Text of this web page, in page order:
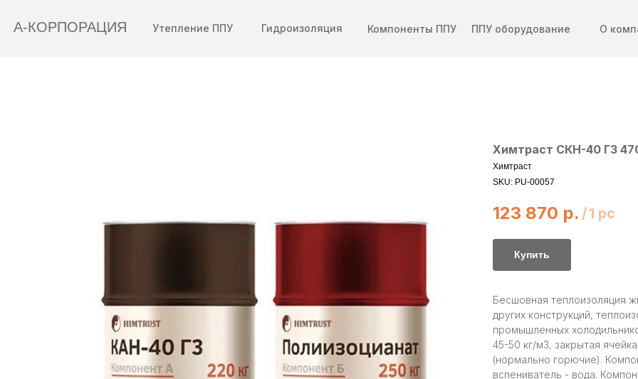
Утепление ППУ Гидроизоляция ППУ оборудование
Компоненты ППУ О
А-КОРПОРАЦИЯ
Химтраст СКН-40 Г3
Химтраст
SKU: PU-00057
123 870 р. /1 pc
Купить
Бесшовная теплоизоляция
других конструкций,
промышленных
45-50 кг/м3, закрытая
(нормально горючие).
вспениватель - вода.